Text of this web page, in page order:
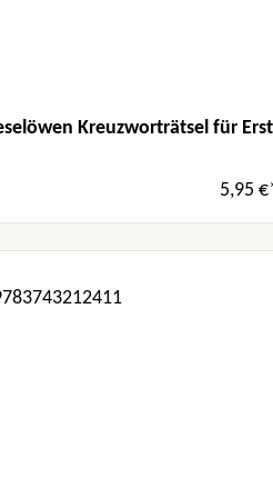
Kreuzworträtsel für
5,95